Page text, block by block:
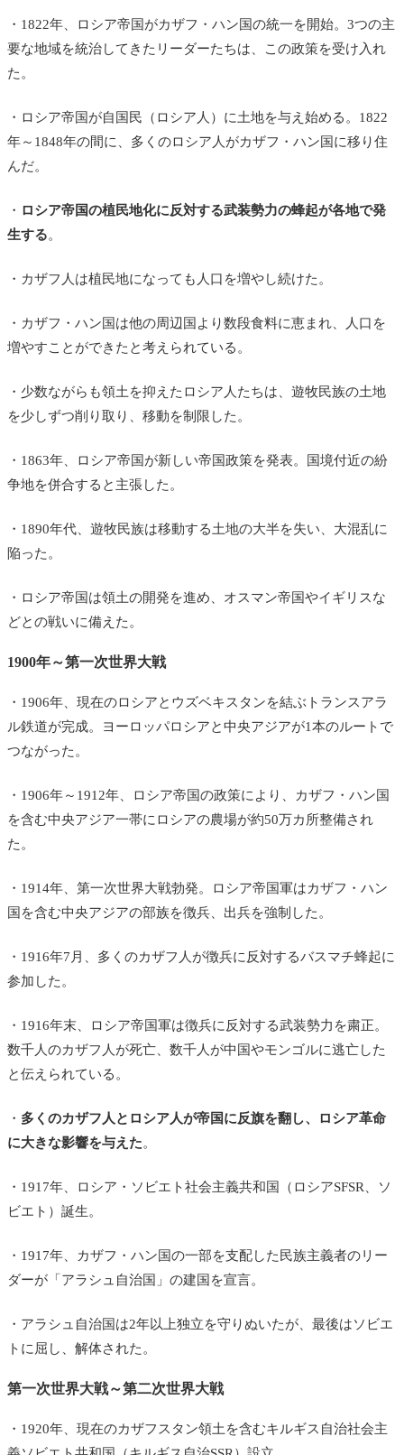
・1822年、ロシア帝国がカザフ・ハン国の統一を開始。3つの主
要な地域を統治してきたリーダーたちは、この政策を受け入れ
た。
・ロシア帝国が自国民（ロシア人）に土地を与え始める。1822
年～1848年の間に、多くのロシア人がカザフ・ハン国に移り住
んだ。
・ ロシア帝国の植民地化に反対する武装勢力の蜂起が各地で発
生する。
・カザフ人は植民地になっても人口を増やし続けた。
・カザフ・ハン国は他の周辺国より数段食料に恵まれ、人口を
増やすことができたと考えられている。
・少数ながらも領土を抑えたロシア人たちは、遊牧民族の土地
を少しずつ削り取り、移動を制限した。
・1863年、ロシア帝国が新しい帝国政策を発表。国境付近の紛
争地を併合すると主張した。
・1890年代、遊牧民族は移動する土地の大半を失い、大混乱に
陥った。
・ロシア帝国は領土の開発を進め、オスマン帝国やイギリスな
どとの戦いに備えた。
1900年～第一次世界大戦
・1906年、現在のロシアとウズベキスタンを結ぶトランスアラ
ル鉄道が完成。ヨーロッパロシアと中央アジアが1本のルートで
つながった。
・1906年～1912年、ロシア帝国の政策により、カザフ・ハン国
を含む中央アジア一帯にロシアの農場が約50万カ所整備され
た。
・1914年、第一次世界大戦勃発。ロシア帝国軍はカザフ・ハン
国を含む中央アジアの部族を徴兵、出兵を強制した。
・1916年7月、多くのカザフ人が徴兵に反対するバスマチ蜂起に
参加した。
・1916年末、ロシア帝国軍は徴兵に反対する武装勢力を粛正。
数千人のカザフ人が死亡、数千人が中国やモンゴルに逃亡した
と伝えられている。
・ 多くのカザフ人とロシア人が帝国に反旗を翻し、ロシア革命
に大きな影響を与えた。
・1917年、ロシア・ソビエト社会主義共和国（ロシアSFSR、ソ
ビエト）誕生。
・1917年、カザフ・ハン国の一部を支配した民族主義者のリー
ダーが「アラシュ自治国」の建国を宣言。
・アラシュ自治国は2年以上独立を守りぬいたが、最後はソビエ
トに屈し、解体された。
第一次世界大戦～第二次世界大戦
・1920年、現在のカザフスタン領土を含むキルギス自治社会主